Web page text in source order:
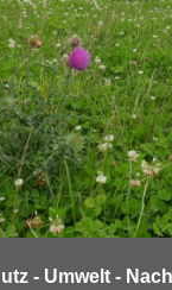
- Umwelt -